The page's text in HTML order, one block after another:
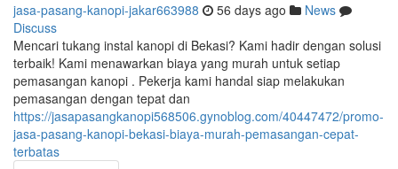
jasa-pasang-kanopi-jakar663988 56 days ago
News
Discuss
Mencari tukang instal kanopi di Bekasi? Kami hadir dengan solusi
terbaik! Kami menawarkan biaya yang murah untuk setiap
pemasangan kanopi . Pekerja kami handal siap melakukan
pemasangan dengan tepat dan
https://jasapasangkanopi568506.gynoblog.com/40447472/promo-
jasa-pasang-kanopi-bekasi-biaya-murah-pemasangan-cepat-
terbatas